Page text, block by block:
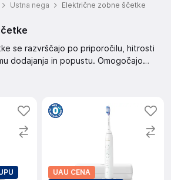
Ustna nega Električne zobne ščetke
se razvrščajo po priporočilu, hitrosti
dodajanja in popustu. Omogočajo
UAU CENA